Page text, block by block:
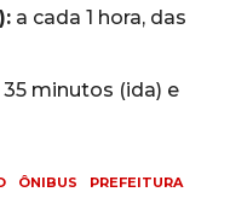
a cada 1 hora, das
35 minutos (ida) e
ÔNIBUS
PREFEITURA